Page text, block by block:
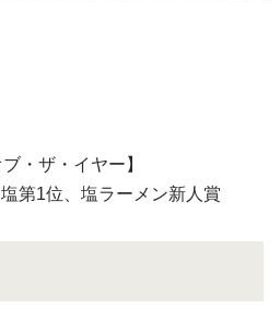
・ザ・イヤー】
第1位、塩ラーメン新人賞